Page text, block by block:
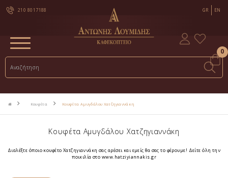
210 8017188 GR EN
0
Κουφέτα Κουφέτα Αμυγδάλου Χατζηγιαννάκη
Κουφέτα Αμυγδάλου Χατζηγιαννάκη
Διαλέξτε όποιο κουφέτο Χατζηγιαννάκη σας αρέσει και εμείς θα σας το φέρουμε! Δείτε όλη την
ποικιλία στο www.hatziyiannakis.gr